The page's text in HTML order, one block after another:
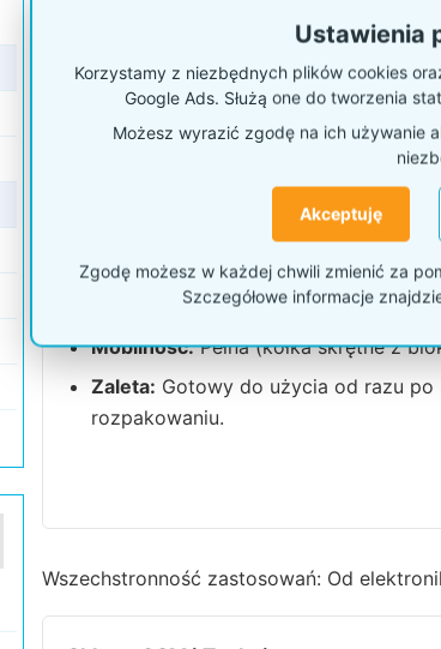
Możliwość
Porównanie systemów: Kompletny P58zd
Model P58zd (Ten produkt):
Haki w zestawie:Tak (28 sztuk
podwójnych 15 cm).
Mobilność:Pełna (kółka skrętne z
Zaleta: Gotowy do użycia od razu po
rozpakowaniu.
Wszechstronność zastosowań: Od
Ustawienia
Korzystamy z niezbędnych plików cookies
Google Ads. Służą one do tworzenia
Możesz wyrazić zgodę na ich używanie
Akceptuję
Zgodę możesz w każdej chwili zmienić za
Szczegółowe informacje